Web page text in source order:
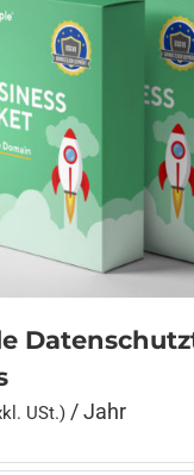
USt.) / Jahr